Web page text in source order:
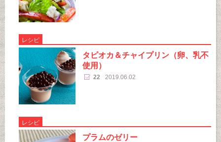
レシピ
タピオカ＆チャイプリン（卵、乳不
使用）
22 2019.06.02
レシピ
プラムのゼリー